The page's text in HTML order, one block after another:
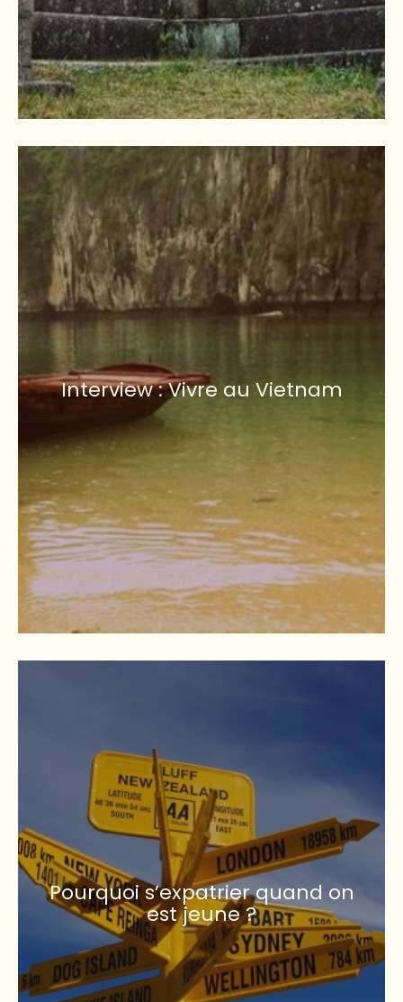
Interview : Vivre au Vietnam
Pourquoi s’expatrier quand on
est jeune ?